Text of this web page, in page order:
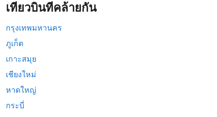
เที่ยวบินที่คล้ายกัน
กรุงเทพมหานคร
ภูเก็ต
เกาะสมุย
เชียงใหม่
หาดใหญ่
กระบี่